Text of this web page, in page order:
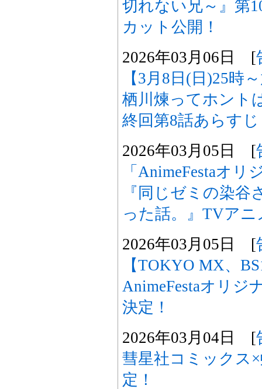
切れない兄～』第
カット公開！
2026年03月06日 [
【3月8日(日)25時
栖川煉ってホント
終回第8話あらす
2026年03月05日 [
「AnimeFestaオ
『同じゼミの染
った話。』TVアニ
2026年03月05日 [
【TOKYO MX、
AnimeFestaオリジ
決定！
2026年03月04日 [
彗星社コミックス
定！